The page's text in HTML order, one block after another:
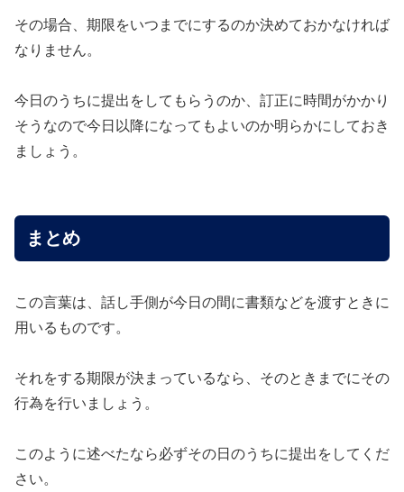
その場合、期限をいつまでにするのか決めておかなければ
なりません。
今日のうちに提出をしてもらうのか、訂正に時間がかかり
そうなので今日以降になってもよいのか明らかにしておき
ましょう。
まとめ
この言葉は、話し手側が今日の間に書類などを渡すときに
用いるものです。
それをする期限が決まっているなら、そのときまでにその
行為を行いましょう。
このように述べたなら必ずその日のうちに提出をしてくだ
さい。